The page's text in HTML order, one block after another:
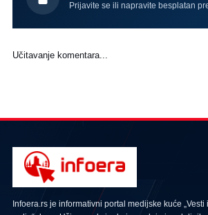
Prijavite se ili napravite besplatan
Učitavanje komentara...
Infoera.rs je informativni portal medijske kuće „Vesti i